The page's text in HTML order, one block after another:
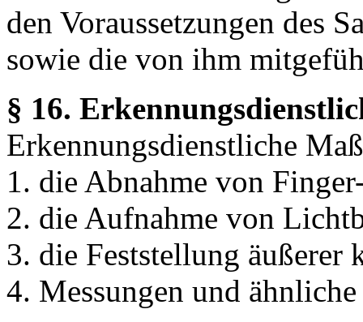
den Voraussetzungen des
sowie die von ihm
§ 16.
Erkennungsdienstliche
1. die Abnahme von
2. die Aufnahme von
3. die Feststellung
4. Messungen und